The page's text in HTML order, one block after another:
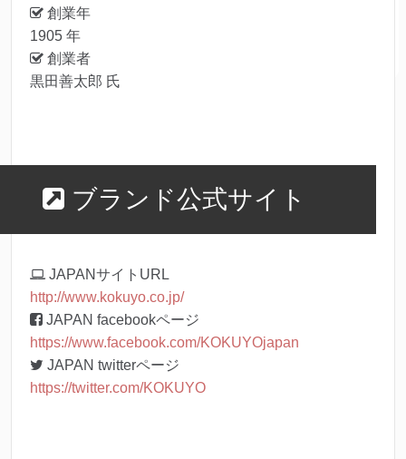
創業年
1905 年
創業者
黒田善太郎 氏
ブランド公式サイト
JAPANサイトURL
http://www.kokuyo.co.jp/
JAPAN facebookページ
https://www.facebook.com/KOKUYOjapan
JAPAN twitterページ
https://twitter.com/KOKUYO